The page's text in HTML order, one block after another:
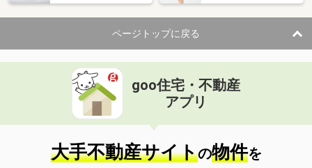
ページトップに戻る
goo住宅・不動産
アプリ
大手不動産サイトの物件を